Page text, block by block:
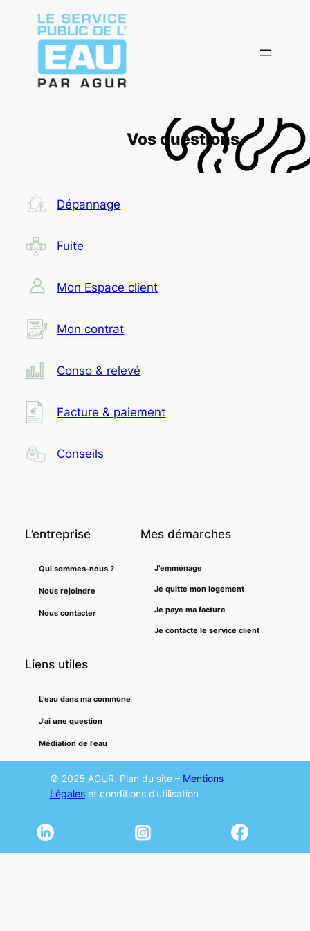
contenu
Vos questions
Dépannage
Fuite
Mon Espace client
Mon contrat
Conso & relevé
Facture & paiement
Conseils
L’entreprise
Qui sommes-nous ?
Nous rejoindre
Nous contacter
Mes démarches
J’emménage
Je quitte mon logement
Je paye ma facture
Je contacte le service client
Liens utiles
L’eau dans ma commune
J’ai une question
Médiation de l’eau
© 2025 AGUR. Plan du site – Mentions
Légaleset conditions d’utilisation